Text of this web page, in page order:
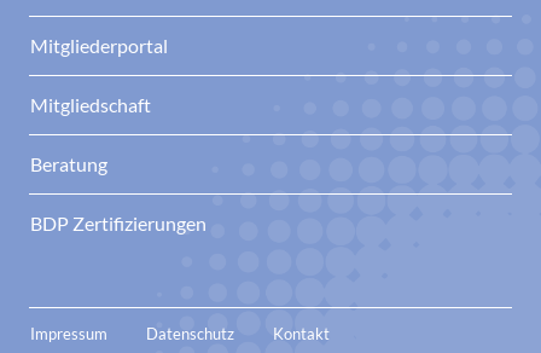
Mitgliederportal
Mitgliedschaft
Beratung
BDP Zertifizierungen
Impressum Datenschutz Kontakt